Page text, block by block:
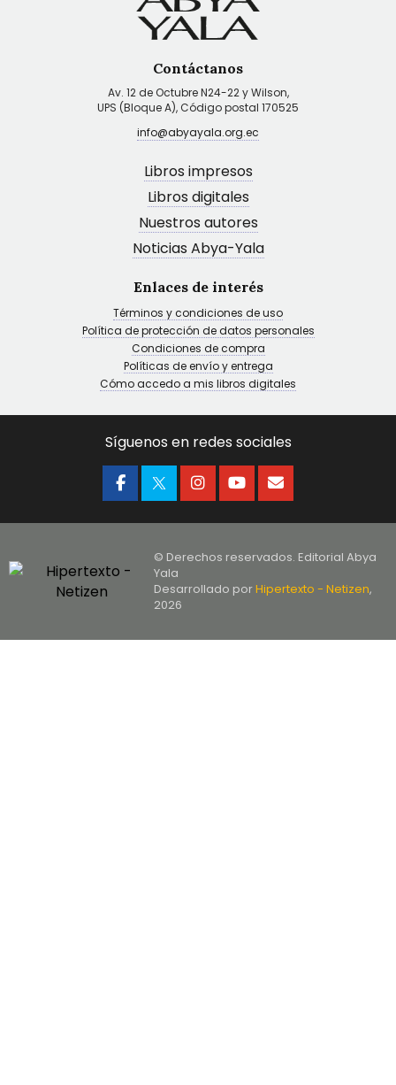
Contáctanos
Av. 12 de Octubre N24-22 y Wilson,
UPS (Bloque A), Código postal 170525
info@abyayala.org.ec
Libros impresos
Libros digitales
Nuestros autores
Noticias Abya-Yala
Enlaces de interés
Términos y condiciones de uso
Política de protección de datos personales
Condiciones de compra
Políticas de envío y entrega
Cómo accedo a mis libros digitales
Síguenos en redes sociales
© Derechos reservados. Editorial Abya
Yala
Desarrollado porHipertexto - Netizen,
2026